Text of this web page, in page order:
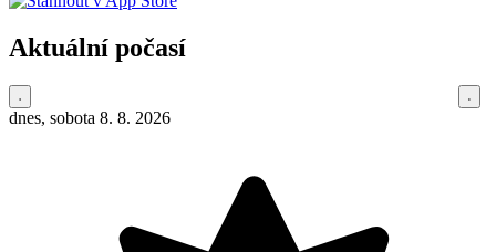
Aktuální počasí
dnes, sobota 8. 8. 2026